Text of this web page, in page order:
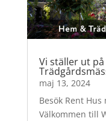
Vi ställer ut
maj 13, 2024
Besök Rent
Välkommen till